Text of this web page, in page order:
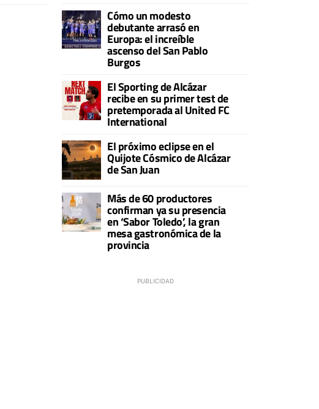
Cómo un modesto
debutante arrasó en
Europa: el increíble
ascenso del San Pablo
Burgos
El Sporting de Alcázar
recibe en su primer test de
pretemporada al United FC
International
El próximo eclipse en el
Quijote Cósmico de Alcázar
de San Juan
Más de 60 productores
confirman ya su presencia
en ‘Sabor Toledo’, la gran
mesa gastronómica de la
provincia